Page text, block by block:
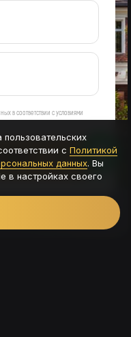
в соответствии с условиями
с Политикой
данных. Вы
в настройках своего